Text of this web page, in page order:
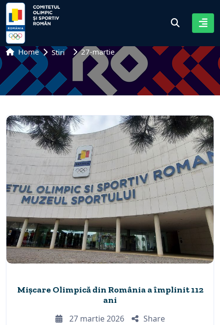
Home Stiri 27-martie
Mișcare Olimpică din România a împlinit 112
ani
27 martie 2026
Share